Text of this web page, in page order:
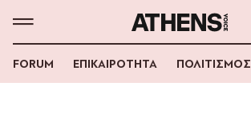
FORUM ΕΠΙΚΑΙΡΟΤΗΤΑ ΠΟΛΙΤΙΣΜΟΣ